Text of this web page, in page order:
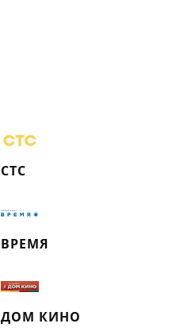
СТС
ВРЕМЯ
ДОМ КИНО